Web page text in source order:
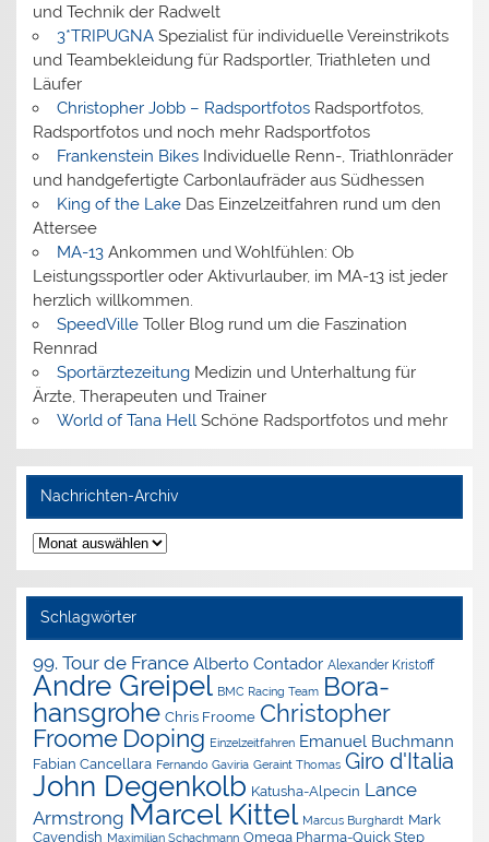
und Technik der Radwelt
3*TRIPUGNASpezialist für individuelle Vereinstrikots
und Teambekleidung für Radsportler, Triathleten und
Läufer
Christopher Jobb – RadsportfotosRadsportfotos,
Radsportfotos und noch mehr Radsportfotos
Frankenstein BikesIndividuelle Renn-, Triathlonräder
und handgefertigte Carbonlaufräder aus Südhessen
King of the LakeDas Einzelzeitfahren rund um den
Attersee
MA-13Ankommen und Wohlfühlen: Ob
Leistungssportler oder Aktivurlauber, im MA-13 ist jeder
herzlich willkommen.
SpeedVilleToller Blog rund um die Faszination
Rennrad
SportärztezeitungMedizin und Unterhaltung für
Ärzte, Therapeuten und Trainer
World of Tana HellSchöne Radsportfotos und mehr
Nachrichten-Archiv
Nachrichten-
Archiv
Schlagwörter
99. Tour de France Alberto Contador Alexander Kristoff
Andre Greipel BMC Racing Team Bora-
hansgrohe Chris Froome Christopher
Froome Doping Einzelzeitfahren Emanuel Buchmann
Fabian Cancellara Fernando Gaviria Geraint Thomas Giro d'Italia
John Degenkolb Katusha-Alpecin Lance
Armstrong Marcel Kittel Marcus Burghardt Mark
Cavendish Maximilian Schachmann Omega Pharma-Quick Step